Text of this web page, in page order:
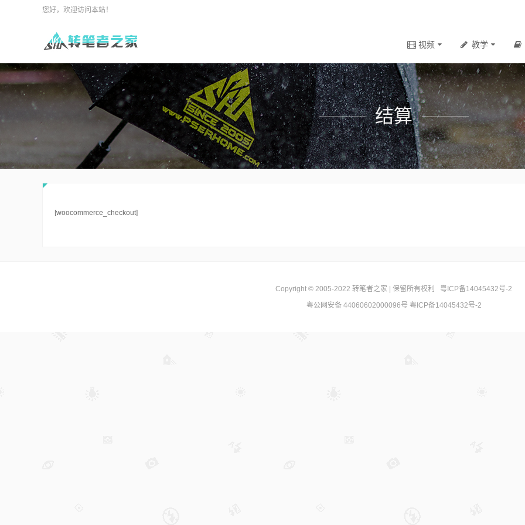
您好，欢迎访问本站！
视频 教学
结算
[woocommerce_checkout]
Copyright © 2005-2022 转笔者之家 | 保留所有权利
粤ICP备14045432号-2
粤公网安备 44060602000096号 粤ICP备14045432号-2